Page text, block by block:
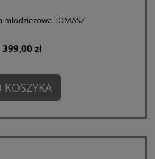
TOMASZ
399,00 zł
KOSZYKA